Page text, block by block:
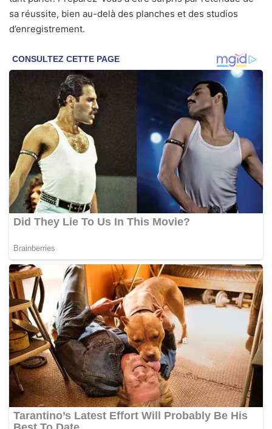
sa réussite, bien au-delà des planches et des studios
d’enregistrement.